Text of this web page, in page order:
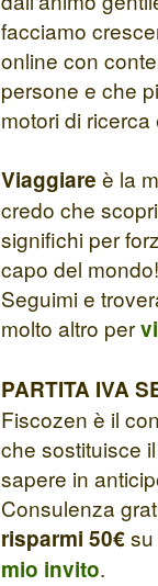
facciamo
online con
persone e che
motori di ricerca
Viaggiare è la
credo che
significhi per
capo del mondo!
Seguimi e
molto altro per
PARTITA IVA
Fiscozen è il
che sostituisce
sapere in
Consulenza
risparmi 50€
mio invito.